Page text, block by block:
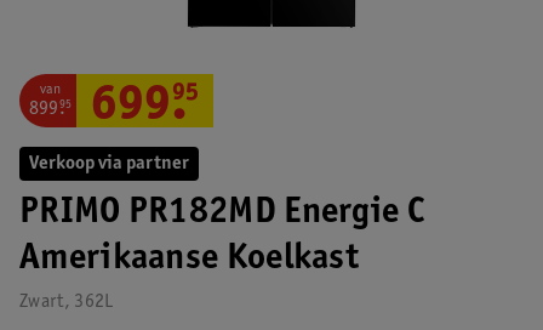
Verkoop via partner
PRIMO PR182MD Energie C
Amerikaanse Koelkast
Zwart, 362L
van
899.
95 699.
95